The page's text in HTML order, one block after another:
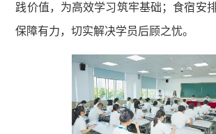
践价值，为高效学习筑牢基础；食宿安
保障有力，切实解决学员后顾之忧。